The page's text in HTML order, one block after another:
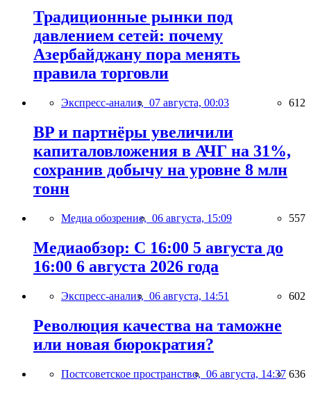
Традиционные рынки под
давлением сетей: почему
Азербайджану пора менять
правила торговли
Экспресс-анализ, 07 августа, 00:03 612
BP и партнёры увеличили
капиталовложения в АЧГ на 31%,
сохранив добычу на уровне 8 млн
тонн
Медиа обозрение, 06 августа, 15:09 557
Медиаобзор: С 16:00 5 августа до
16:00 6 августа 2026 года
Экспресс-анализ, 06 августа, 14:51 602
Революция качества на таможне
или новая бюрократия?
Постсоветское пространство, 06 августа, 14:37 636